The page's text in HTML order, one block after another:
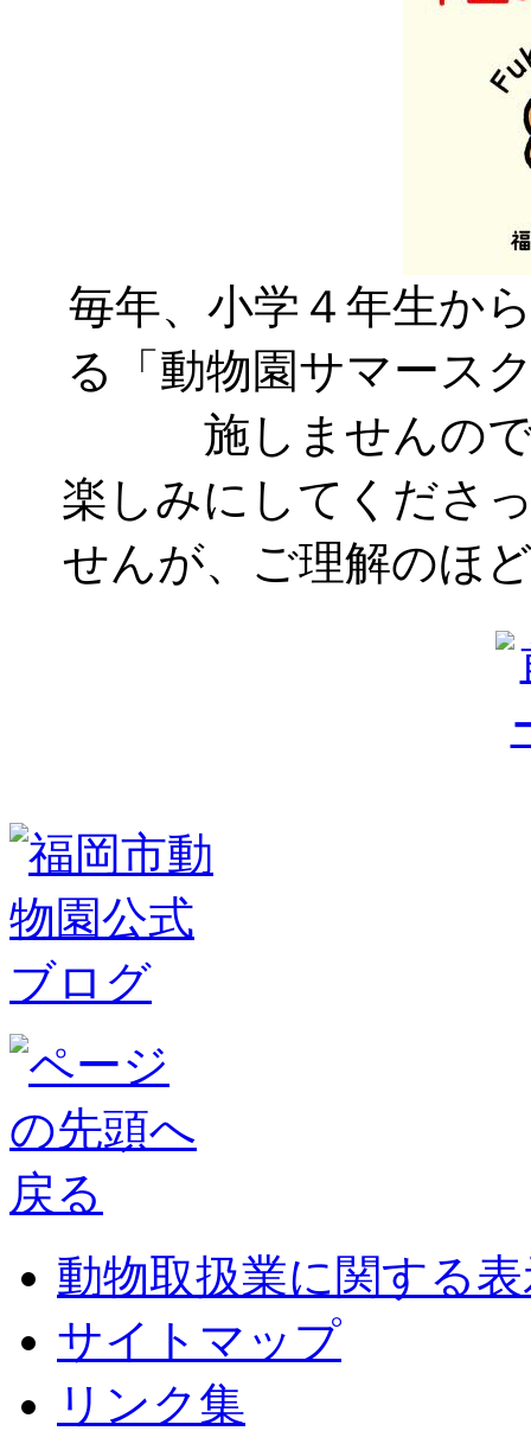
毎年、小学４年生か
る「動物園サマース
施しませんの
楽しみにしてくださ
せんが、ご理解のほ
動物取扱業に関する
サイトマップ
リンク集